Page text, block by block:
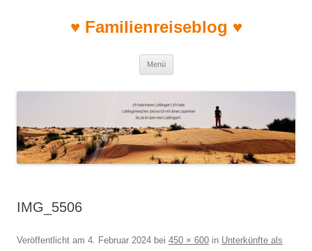
♥ Familienreiseblog ♥
Menü
IMG_5506
Veröffentlicht am 4. Februar 2024 bei 450 × 600 in Unterkünfte als